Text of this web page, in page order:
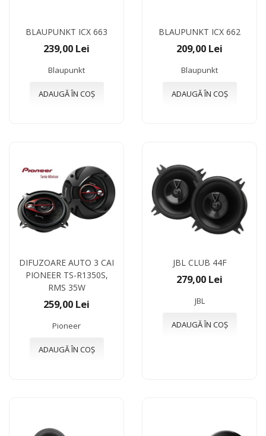
BLAUPUNKT ICX 663
239,00 Lei
Blaupunkt
ADAUGĂ ÎN COȘ
BLAUPUNKT ICX 662
209,00 Lei
Blaupunkt
ADAUGĂ ÎN COȘ
DIFUZOARE AUTO 3 CAI
PIONEER TS-R1350S,
RMS 35W
259,00 Lei
Pioneer
ADAUGĂ ÎN COȘ
JBL CLUB 44F
279,00 Lei
JBL
ADAUGĂ ÎN COȘ